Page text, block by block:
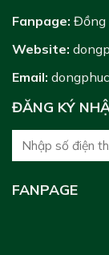
Fanpage: Đồng
Website:
Email:
ĐĂNG KÝ
FANPAGE